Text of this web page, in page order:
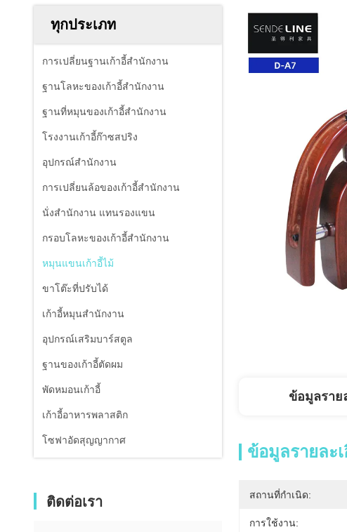
ทุกประเภท
การเปลี่ยนฐานเก้าอี้สํานักงาน
ฐานโลหะของเก้าอี้สํานักงาน
ฐานที่หมุนของเก้าอี้สํานักงาน
โรงงานเก้าอี้ก๊าซสปริง
อุปกรณ์สํานักงาน
การเปลี่ยนล้อของเก้าอี้สํานักงาน
นั่งสํานักงาน แทนรองแขน
กรอบโลหะของเก้าอี้สํานักงาน
หมุนแขนเก้าอี้ไม้
ขาโต๊ะที่ปรับได้
เก้าอี้หมุนสํานักงาน
อุปกรณ์เสริมบาร์สตูล
ฐานของเก้าอี้ตัดผม
พัดหมอนเก้าอี้
เก้าอี้อาหารพลาสติก
โซฟาอัดสุญญากาศ
ติดต่อเรา
ข้อมูลราย
ข้อมูลรายละ
สถานที่กำเนิด:
การใช้งาน: